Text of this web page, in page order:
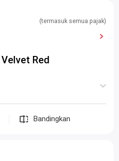
(termasuk semua pajak)
Red
Bandingkan